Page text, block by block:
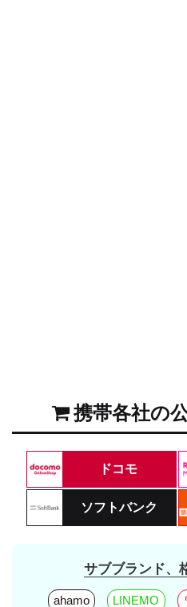
携帯各社の
ドコモ
ソフトバンク
サブブランド、
ahamo LINEMO